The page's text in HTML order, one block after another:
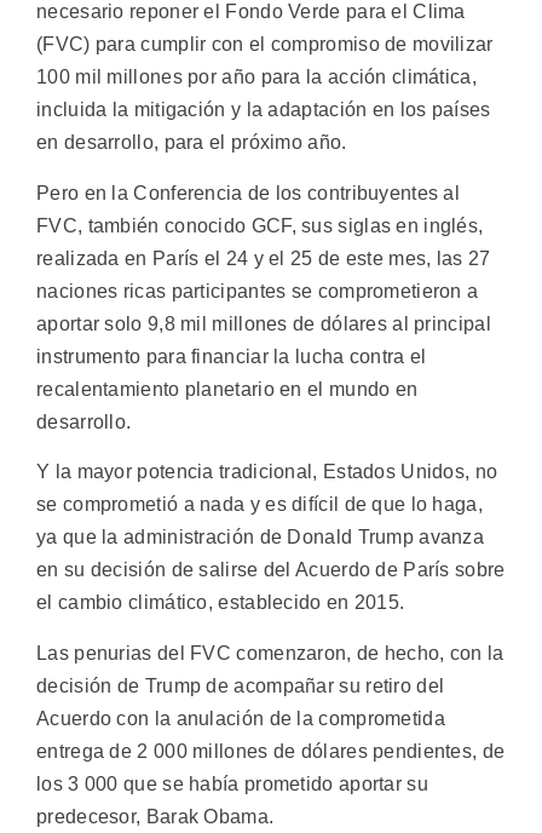
necesario reponer el Fondo Verde para el Clima
(FVC) para cumplir con el compromiso de movilizar
100 mil millones por año para la acción climática,
incluida la mitigación y la adaptación en los países
en desarrollo, para el próximo año.
Pero en la Conferencia de los contribuyentes al
FVC, también conocido GCF, sus siglas en inglés,
realizada en París el 24 y el 25 de este mes, las 27
naciones ricas participantes se comprometieron a
aportar solo 9,8 mil millones de dólares al principal
instrumento para financiar la lucha contra el
recalentamiento planetario en el mundo en
desarrollo.
Y la mayor potencia tradicional, Estados Unidos, no
se comprometió a nada y es difícil de que lo haga,
ya que la administración de Donald Trump avanza
en su decisión de salirse del Acuerdo de París sobre
el cambio climático, establecido en 2015.
Las penurias del FVC comenzaron, de hecho, con la
decisión de Trump de acompañar su retiro del
Acuerdo con la anulación de la comprometida
entrega de 2 000 millones de dólares pendientes, de
los 3 000 que se había prometido aportar su
predecesor, Barak Obama.